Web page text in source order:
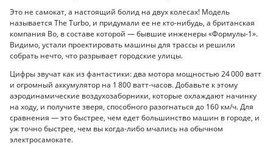
Это не самокат, а настоящий болид на двух колесах! Модель
называется The Turbo, и придумали ее не кто-нибудь, а британская
компания Bo, в составе которой — бывшие инженеры «Формулы-1».
Видимо, устали проектировать машины для трассы и решили
собрать нечто, что разрывает городские улицы.
Цифры звучат как из фантастики: два мотора мощностью 24 000 ватт
и огромный аккумулятор на 1 800 ватт-часов. Добавьте к этому
аэродинамические воздухозаборники, которые охлаждают начинку
на ходу, и получите зверя, способного разогнаться до 160 км/ч. Для
сравнения — это быстрее, чем едет большинство машин в городе, и
уж точно быстрее, чем вы когда-либо мчались на обычном
электросамокате.